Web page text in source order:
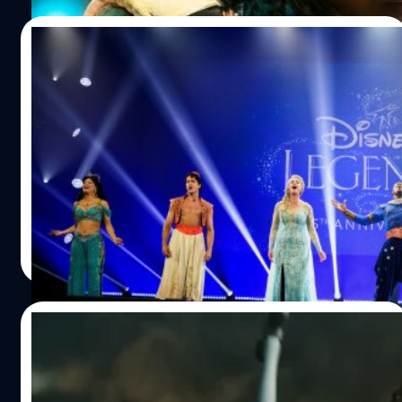
23/09/2022
เก็บตก ‘The Disney Legends Award’ จาก
งาน D23 Expo 2022 โมเมนต์เกียรติยศที่
ดิสนีย์ขอมอบให้เหล่านักแสดง
ปีนี้ beartai BUZZ ได้รับเชิญไปร่วมงาน D23 Expo 2022
อีเวนต์สุดยิ่งใหญ่ประจำปีของดิสนีย์ ที่จัดขึ้น ณ Anaheim
Convention Center เมืองลอสแอนเจลิส ประเทศสหรัฐฯ ซึ่ง
ภายในงานต้องบอกเลยว่าคึกคักกันสุด ๆ แถมประธานใหญ่
ดิสนีย์ บ๊อบ ชาเปก (Bob Chapek) ยังมาร่วมเปิดงานนี้ด้วยตัว
เองอีกด้วย D23 Expo ปีนี้ไม่ได้มีไฮไลต์แค่บนเวทีใหญ่อย่าง
เดียวเท่านั้น เพราะไหน ๆ ก็เป็นการกลับมาจัดงานครั้งแรกใน
รอบ 3 ปี แล้ว ดิสนีย์จึงจัดความสนุกสนานและคับคั่งไปด้วย
ไลน์อัปหนังใหม่กันอย่างจุใจตลอดทั้งอาทิตย์ แต่สิ่งที่เป็น
ไฮไลต์ของงานวันแรกก็คือการประกาศรางวัล ‘The Disney
Legends Award’ นั่นเอง ‘The Disney Legends Award’
เป็นการมอบรางวัลให้แก่ผู้ที่มีส่วนร่วมในการถ่ายทอดเรื่องราว
ลลิตา คงสด| 1413 days ago
Read More
เผยโฉมแล้ว ! ชุดเกราะของ ‘Ironheart‘
ทายาท ‘Ironman‘ จาก ‘Black Panther 2 :